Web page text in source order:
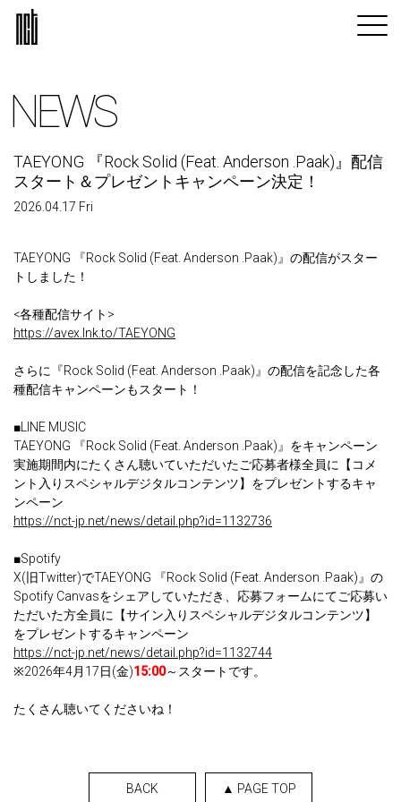
NEWS
TAEYONG 『Rock Solid (Feat. Anderson .Paak)』配信
スタート＆プレゼントキャンペーン決定！
2026.04.17 Fri
TAEYONG 『Rock Solid (Feat. Anderson .Paak)』の配信がスター
トしました！
<各種配信サイト>
https://avex.lnk.to/TAEYONG
さらに『Rock Solid (Feat. Anderson .Paak)』の配信を記念した各
種配信キャンペーンもスタート！
■LINE MUSIC
TAEYONG 『Rock Solid (Feat. Anderson .Paak)』をキャンペーン
実施期間内にたくさん聴いていただいたご応募者様全員に【コメ
ント入りスペシャルデジタルコンテンツ】をプレゼントするキャ
ンペーン
https://nct-jp.net/news/detail.php?id=1132736
■Spotify
X(旧Twitter)でTAEYONG 『Rock Solid (Feat. Anderson .Paak)』の
Spotify Canvasをシェアしていただき、応募フォームにてご応募い
ただいた方全員に【サイン入りスペシャルデジタルコンテンツ】
をプレゼントするキャンペーン
https://nct-jp.net/news/detail.php?id=1132744
※2026年4月17日(金)15:00～スタートです。
たくさん聴いてくださいね！
BACK ▲ PAGE TOP